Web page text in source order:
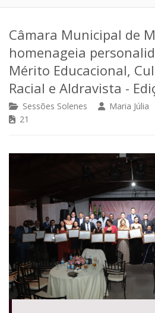
Câmara Municipal de
homenageia
Mérito Educacional,
Racial e Aldravista -
Sessões Solenes Maria Júlia
21